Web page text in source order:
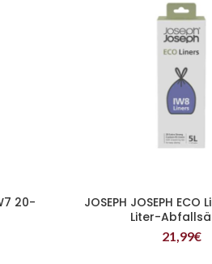
20-
JOSEPH JOSEPH ECO
Liter-
21,99€